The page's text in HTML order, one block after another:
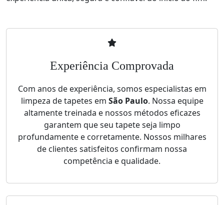
Experiência Comprovada
Com anos de experiência, somos especialistas em
limpeza de tapetes em São Paulo. Nossa equipe
altamente treinada e nossos métodos eficazes
garantem que seu tapete seja limpo
profundamente e corretamente. Nossos milhares
de clientes satisfeitos confirmam nossa
competência e qualidade.